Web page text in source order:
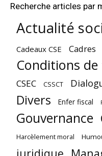
Recherche articles par
Actualité
Cadeaux CSE Cadres
Conditions
CSEC CSSCT
Divers Enfer fiscal
Gouvernance
Harcèlement moral